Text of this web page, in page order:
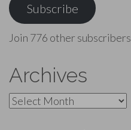
Subscribe
Join 776 other subscribers
Archives
Archives